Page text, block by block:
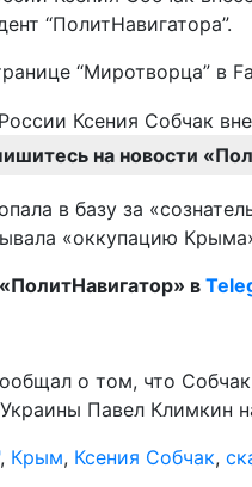
“ПолитНавигатора”.
“Миротворца” в
на новости
в базу за
«оккупацию
в
о том, что
Павел Климкин
, Крым, Ксения Собчак,